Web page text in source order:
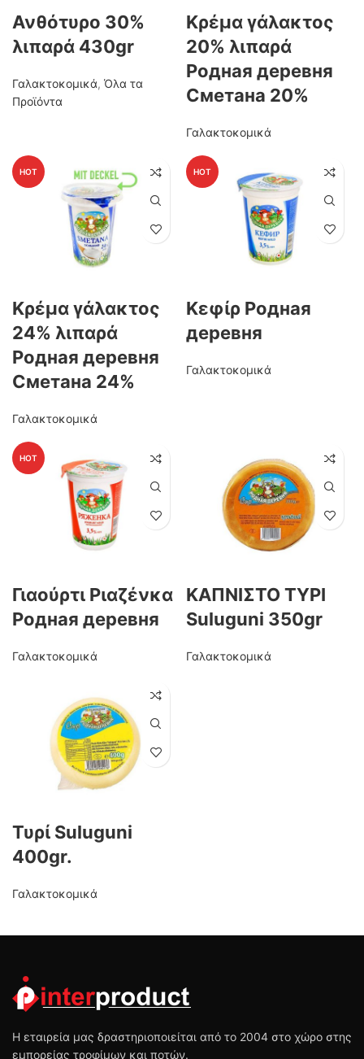
Ανθότυρο 30%
λιπαρά 430gr
Γαλακτοκομικά, Όλα τα
Προϊόντα
Κρέμα γάλακτος
20% λιπαρά
Родная деревня
Сметана 20%
Γαλακτοκομικά
HOT
Κρέμα γάλακτος
24% λιπαρά
Родная деревня
Сметана 24%
Γαλακτοκομικά
HOT
Κεφίρ Родная
деревня
Γαλακτοκομικά
HOT
Γιαούρτι Ριαζένκα
Родная деревня
Γαλακτοκομικά
ΚΑΠΝΙΣΤΟ ΤΥΡΙ
Suluguni 350gr
Γαλακτοκομικά
Τυρί Suluguni
400gr.
Γαλακτοκομικά
Η εταιρεία μας δραστηριοποιείται από το 2004 στο χώρο στης
εμπορείας τροφίμων και ποτών.